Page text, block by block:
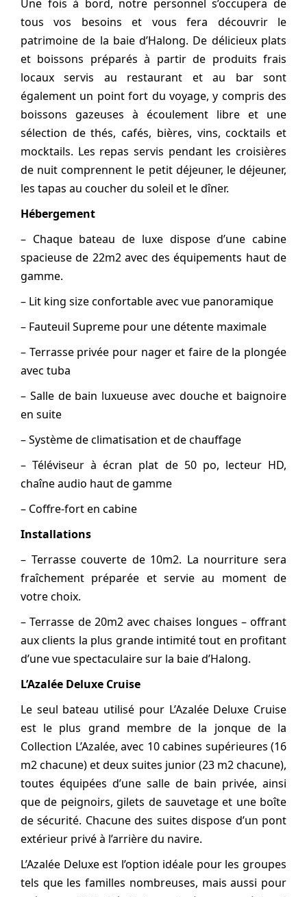
Une fois à bord, notre personnel s’occupera de
tous vos besoins et vous fera découvrir le
patrimoine de la baie d’Halong. De délicieux plats
et boissons préparés à partir de produits frais
locaux servis au restaurant et au bar sont
également un point fort du voyage, y compris des
boissons gazeuses à écoulement libre et une
sélection de thés, cafés, bières, vins, cocktails et
mocktails. Les repas servis pendant les croisières
de nuit comprennent le petit déjeuner, le déjeuner,
les tapas au coucher du soleil et le dîner.
Hébergement
– Chaque bateau de luxe dispose d’une cabine
spacieuse de 22m2 avec des équipements haut de
gamme.
– Lit king size confortable avec vue panoramique
– Fauteuil Supreme pour une détente maximale
– Terrasse privée pour nager et faire de la plongée
avec tuba
– Salle de bain luxueuse avec douche et baignoire
en suite
– Système de climatisation et de chauffage
– Téléviseur à écran plat de 50 po, lecteur HD,
chaîne audio haut de gamme
– Coffre-fort en cabine
Installations
– Terrasse couverte de 10m2. La nourriture sera
fraîchement préparée et servie au moment de
votre choix.
– Terrasse de 20m2 avec chaises longues – offrant
aux clients la plus grande intimité tout en profitant
d’une vue spectaculaire sur la baie d’Halong.
L’Azalée Deluxe Cruise
Le seul bateau utilisé pour L’Azalée Deluxe Cruise
est le plus grand membre de la jonque de la
Collection L’Azalée, avec 10 cabines supérieures (16
m2 chacune) et deux suites junior (23 m2 chacune),
toutes équipées d’une salle de bain privée, ainsi
que de peignoirs, gilets de sauvetage et une boîte
de sécurité. Chacune des suites dispose d’un pont
extérieur privé à l’arrière du navire.
L’Azalée Deluxe est l’option idéale pour les groupes
tels que les familles nombreuses, mais aussi pour